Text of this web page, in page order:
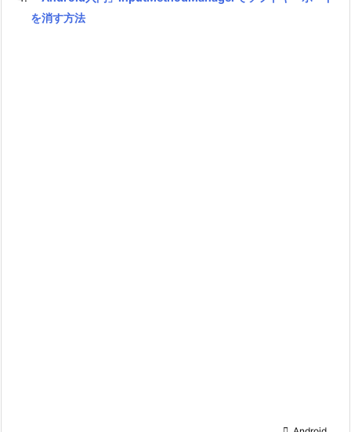
を消す方法